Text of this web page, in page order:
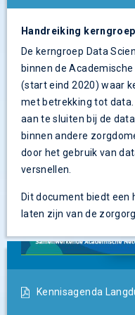
Handreiking
De kerngroep Data
binnen de
(start eind 2020) waar
met betrekking tot data.
aan te sluiten bij de
binnen andere
door het gebruik van
versnellen.
Dit document biedt een
laten zijn van de
Kennisagenda